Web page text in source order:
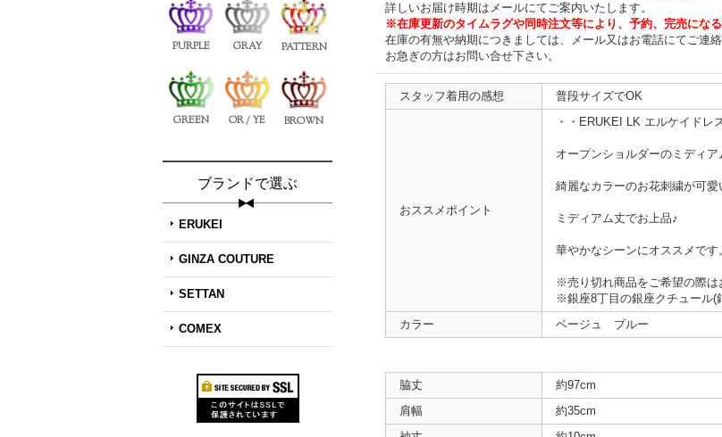
PURPLE GRAY PATTERN
GREEN OR / YE BROWN
ブランドで選ぶ
ERUKEI
GINZA COUTURE
SETTAN
COMEX
詳しいお届け時期はメールにてご案内いたします。
※在庫更新のタイムラグや同時注文等により、予約、完売になる
在庫の有無や納期につきましては、メール又はお電話にてご連絡
お急ぎの方はお問い合せ下さい。
スタッフ着用の感想 普段サイズでOK
おススメポイント
・・ERUKEI LK エルケイドレ
オープンショルダーのミディア
綺麗なカラーのお花刺繍が可愛
ミディアム丈でお上品♪
華やかなシーンにオススメです
※売り切れ商品をご希望の際は
※銀座8丁目の銀座クチュール(
カラー
ベージュ ブルー
脇丈
約97cm
肩幅
約35cm